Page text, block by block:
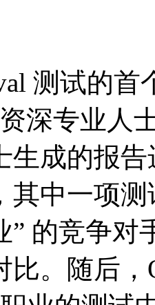
试的首
深专业人
生成的报
其中一项
” 的竞争对
比。随后